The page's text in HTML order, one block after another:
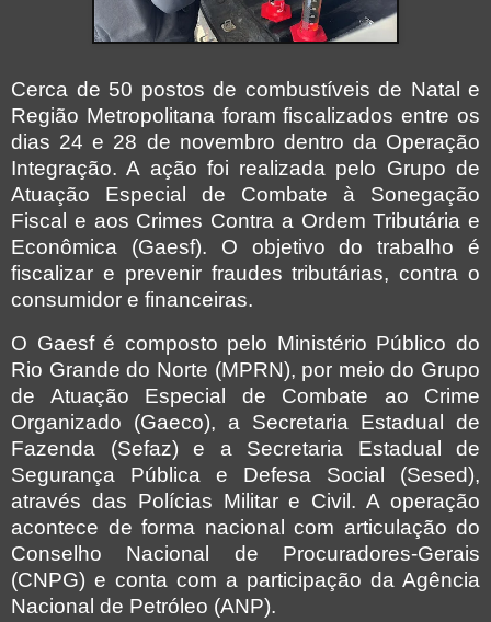
Cerca de 50 postos de combustíveis de Natal e
Região Metropolitana foram fiscalizados entre os
dias 24 e 28 de novembro dentro da Operação
Integração. A ação foi realizada pelo Grupo de
Atuação Especial de Combate à Sonegação
Fiscal e aos Crimes Contra a Ordem Tributária e
Econômica (Gaesf). O objetivo do trabalho é
fiscalizar e prevenir fraudes tributárias, contra o
consumidor e financeiras.
O Gaesf é composto pelo Ministério Público do
Rio Grande do Norte (MPRN), por meio do Grupo
de Atuação Especial de Combate ao Crime
Organizado (Gaeco), a Secretaria Estadual de
Fazenda (Sefaz) e a Secretaria Estadual de
Segurança Pública e Defesa Social (Sesed),
através das Polícias Militar e Civil. A operação
acontece de forma nacional com articulação do
Conselho Nacional de Procuradores-Gerais
(CNPG) e conta com a participação da Agência
Nacional de Petróleo (ANP).